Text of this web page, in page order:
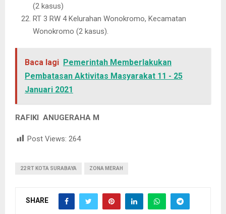
(2 kasus)
RT 3 RW 4 Kelurahan Wonokromo, Kecamatan
Wonokromo (2 kasus).
Baca lagi Pemerintah Memberlakukan
Pembatasan Aktivitas Masyarakat 11 - 25
Januari 2021
RAFIKI ANUGERAHA M
Post Views: 264
22 RT KOTA SURABAYA ZONA MERAH
SHARE